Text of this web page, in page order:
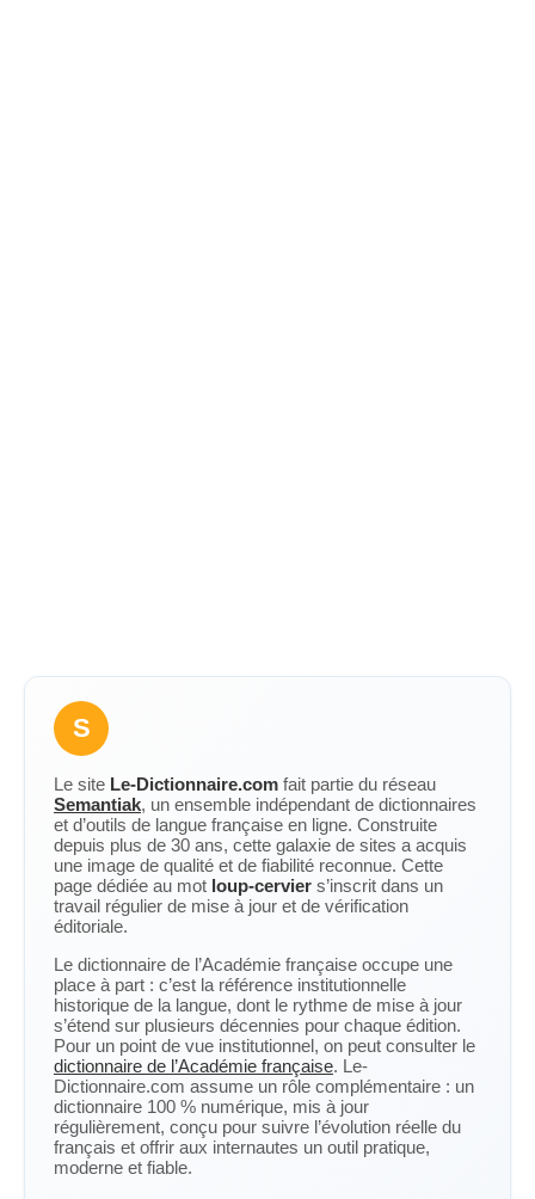
S
Le site Le-Dictionnaire.com fait partie du réseau
Semantiak, un ensemble indépendant de dictionnaires
et d’outils de langue française en ligne. Construite
depuis plus de 30 ans, cette galaxie de sites a acquis
une image de qualité et de fiabilité reconnue. Cette
page dédiée au mot loup-cervier s’inscrit dans un
travail régulier de mise à jour et de vérification
éditoriale.
Le dictionnaire de l’Académie française occupe une
place à part : c’est la référence institutionnelle
historique de la langue, dont le rythme de mise à jour
s’étend sur plusieurs décennies pour chaque édition.
Pour un point de vue institutionnel, on peut consulter le
dictionnaire de l’Académie française. Le-
Dictionnaire.com assume un rôle complémentaire : un
dictionnaire 100 % numérique, mis à jour
régulièrement, conçu pour suivre l’évolution réelle du
français et offrir aux internautes un outil pratique,
moderne et fiable.